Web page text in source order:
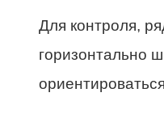
Для контроля,
горизонтально